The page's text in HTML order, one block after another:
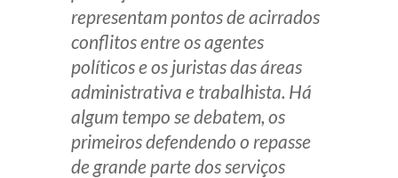
representam pontos de acirrados
conflitos entre os agentes
políticos e os juristas das áreas
administrativa e trabalhista. Há
algum tempo se debatem, os
primeiros defendendo o repasse
de grande parte dos serviços